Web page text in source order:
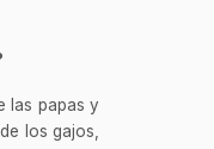
las papas y
los gajos,